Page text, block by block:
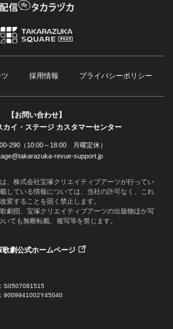
採用情報 プライバシーポリシー
【お問い合わせ】
カイ・ステージ カスタマーセンター
290（10:00～18:00 月曜定休）
revue-support.jp
、株式会社宝塚クリエイティブアーツが行ってい
している情報については、当社の許可なく、これ
変することを固く禁止します。
劇団、宝塚クリエイティブアーツの出版物ほか写
ても無断転載、複写等を禁じます。
歌劇公式ホームページ
S0507081515
9009941002Y45040